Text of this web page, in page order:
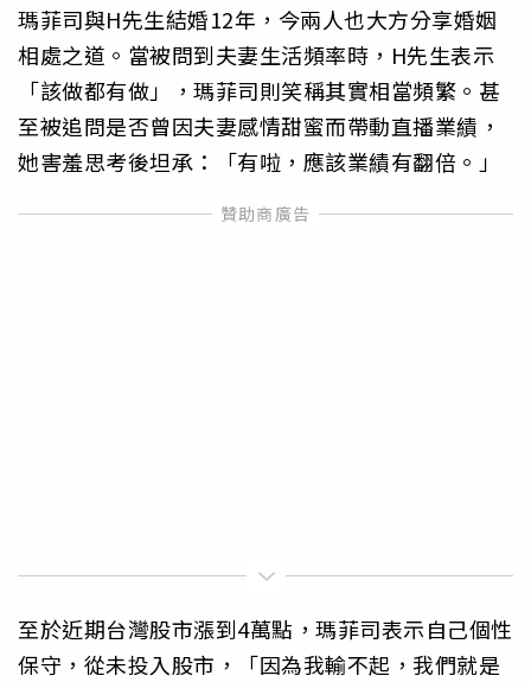
瑪菲司與H先生結婚12年，今兩人也大方分享婚姻
相處之道。當被問到夫妻生活頻率時，H先生表示
「該做都有做」，瑪菲司則笑稱其實相當頻繁。甚
至被追問是否曾因夫妻感情甜蜜而帶動直播業績，
她害羞思考後坦承：「有啦，應該業績有翻倍。」
至於近期台灣股市漲到4萬點，瑪菲司表示自己個性
保守，從未投入股市，「因為我輸不起，我們就是